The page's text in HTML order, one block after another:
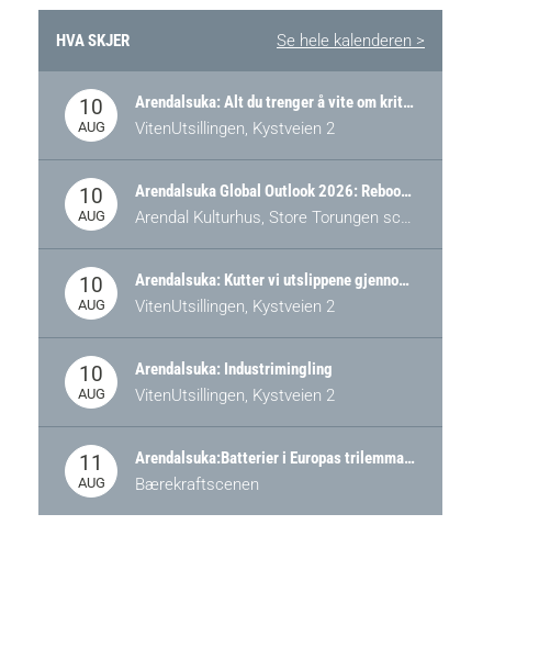
HVA SKJER Se hele kalenderen >
10
AUG
Arendalsuka: Alt du trenger å vite om kritiske og strategiske verdikjeder i Norge
VitenUtsillingen, Kystveien 2
10
AUG
Arendalsuka Global Outlook 2026: Rebooting Democracy for a New World Order
Arendal Kulturhus, Store Torungen scene
10
AUG
Arendalsuka: Kutter vi utslippene gjennom omstilling – eller tap av industri?
VitenUtsillingen, Kystveien 2
10
AUG
Arendalsuka: Industrimingling
VitenUtsillingen, Kystveien 2
11
AUG
Arendalsuka:Batterier i Europas trilemma: Energisikkerhet, konkurransekraft og bærekraft (Battery Norway-arrangement)
Bærekraftscenen